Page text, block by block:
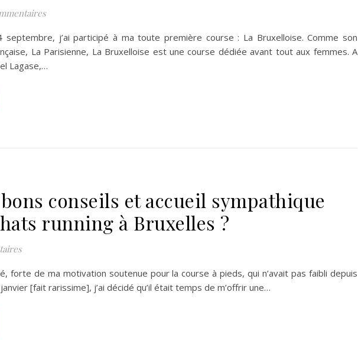
septembre, j’ai participé à ma toute première course : La Bruxelloise. Comme son
La Parisienne, La Bruxelloise est une course dédiée avant tout aux femmes. A
Lagase,…
conseils et accueil sympathique
running à Bruxelles ?
forte de ma motivation soutenue pour la course à pieds, qui n’avait pas faibli depuis
[fait rarissime], j’ai décidé qu’il était temps de m’offrir une…